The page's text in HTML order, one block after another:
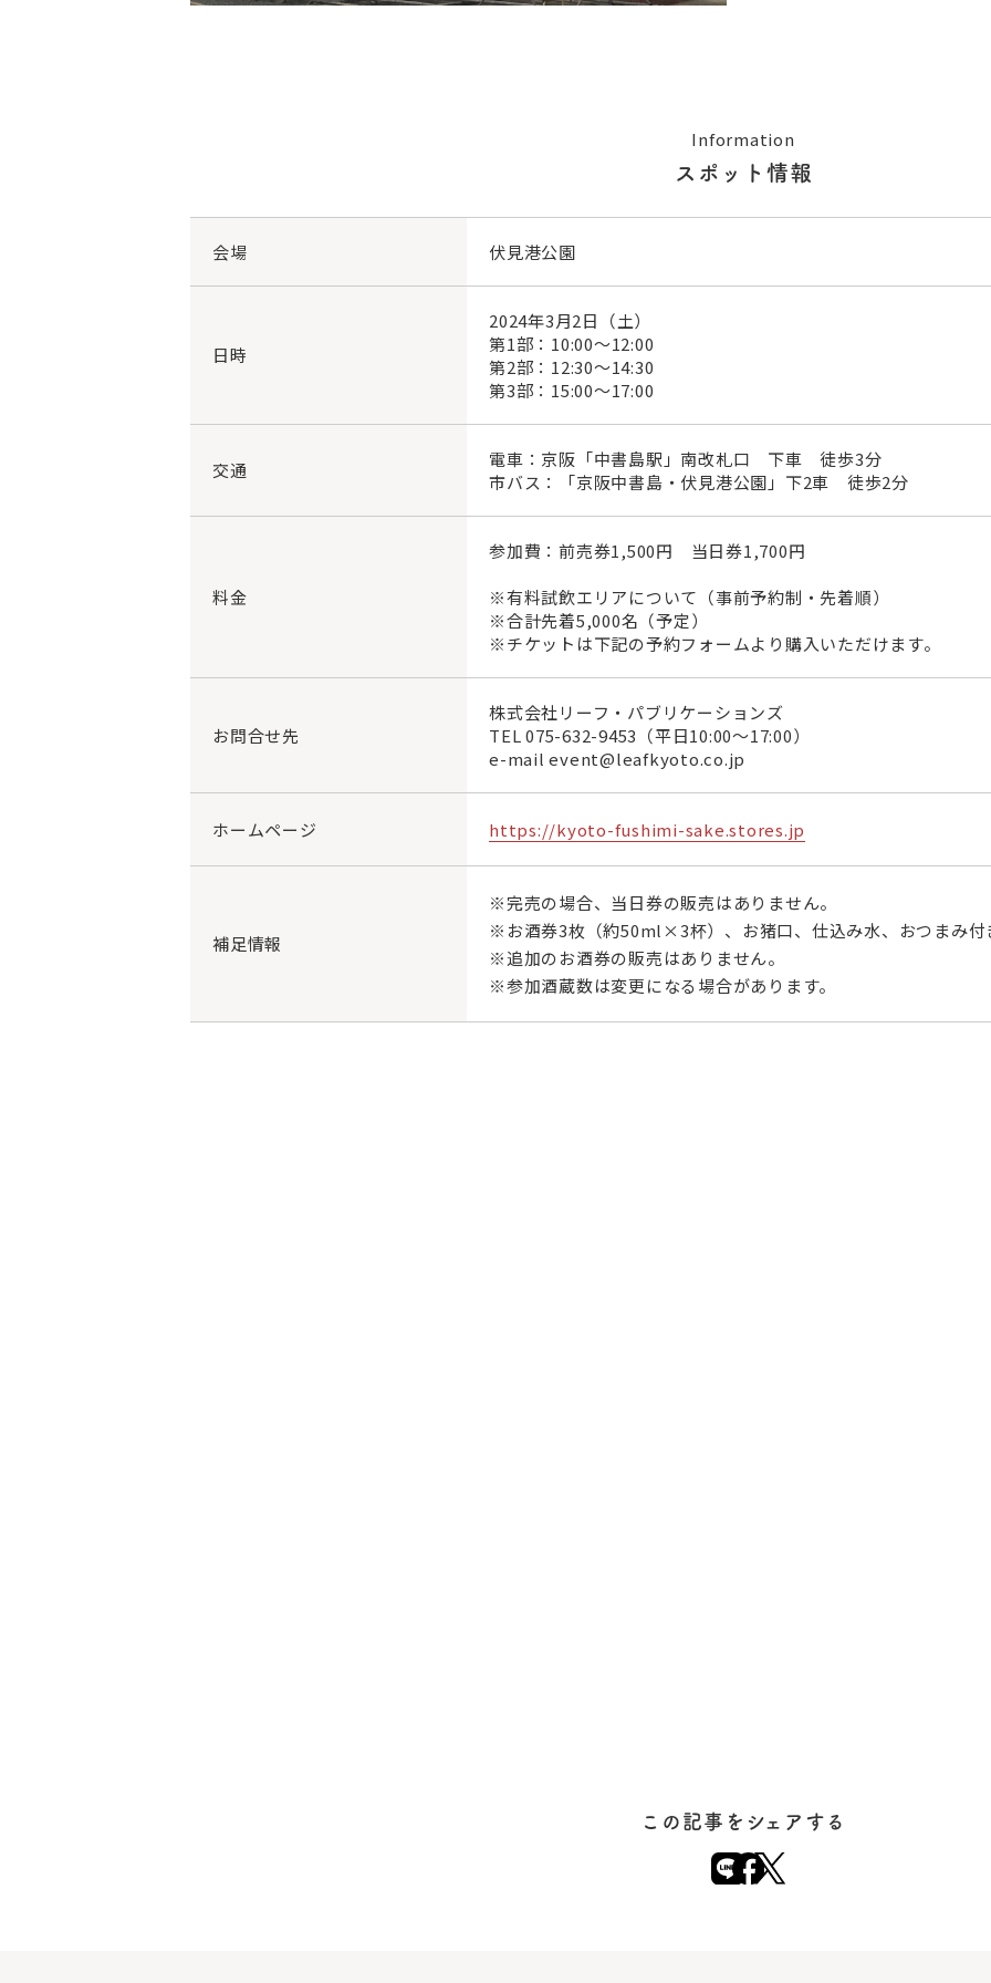
Information
スポット情報
会場 伏見港公園
日時
2024年3月2日（土）
第1部：10:00〜12:00
第2部：12:30〜14:30
第3部：15:00〜17:00
交通
電車：京阪「中書島駅」南改札口 下車 徒歩3分
市バス：「京阪中書島・伏見港公園」下2車 徒歩2分
料金
参加費：前売券1,500円 当日券1,700円
※有料試飲エリアについて（事前予約制・先着順）
※合計先着5,000名（予定）
※チケットは下記の予約フォームより購入いただけます。
お問合せ先
株式会社リーフ・パブリケーションズ
TEL075-632-9453 （平日10:00〜17:00）
e-mail event@leafkyoto.co.jp
ホームページ https://kyoto-fushimi-sake.stores.jp
補足情報
※完売の場合、当日券の販売はありません。
※お酒券3枚（約50ml×3杯）、お猪口、仕込み水、おつまみ付
※追加のお酒券の販売はありません。
※参加酒蔵数は変更になる場合があります。
この記事をシェアする